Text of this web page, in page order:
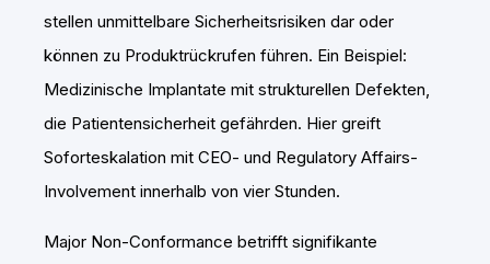
stellen unmittelbare Sicherheitsrisiken dar oder
können zu Produktrückrufen führen. Ein Beispiel:
Medizinische Implantate mit strukturellen Defekten,
die Patientensicherheit gefährden. Hier greift
Soforteskalation mit CEO- und Regulatory Affairs-
Involvement innerhalb von vier Stunden.
Major Non-Conformance betrifft signifikante